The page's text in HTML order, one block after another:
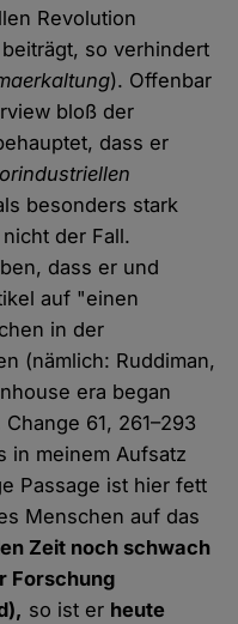
Revolution
beiträgt, so verhindert
). Offenbar
bloß der
dass er
besonders stark
der Fall.
dass er und
auf "einen
in der
(nämlich: Ruddiman,
era began
61, 261–293
in meinem Aufsatz
Passage ist hier fett
Menschen auf das
Zeit noch schwach
Forschung
so ist er heute